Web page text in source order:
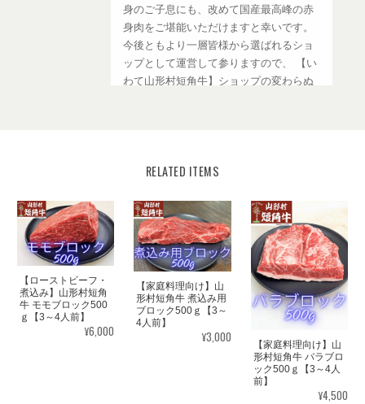
身のご子息にも、改めて国産最高峰の赤
身肉をご堪能いただけますと幸いです。
今後ともより一層皆様から選ばれるショ
ップとして運営して参りますので、 【い
わて山形村短角牛】ショップの変わらぬ
2026/08/03
個人的にお肉大好きなのですが脂身を食べては行けない病気です
が、市販のお肉は臭みもあり脂身も多く受け付けなく、山形牛の
肉は臭みもなく脂身が少なくて食べても体調が大丈夫なので，助
かってます。 毎回，ストックが少なくなると不安なので、無くな
る前に注文してます。
この度はレビューをいただきまして感謝
RELATED ITEMS
【ローストビーフ・
煮込み】山形村短角
牛 モモブロック500
ｇ【3～4人前】
¥6,000
【家庭料理向け】山
形村短角牛 煮込み用
ブロック500ｇ【3～
4人前】
¥3,000
【家庭料理向け】山
形村短角牛 バラブロ
ック500ｇ【3～4人
前】
¥4,500